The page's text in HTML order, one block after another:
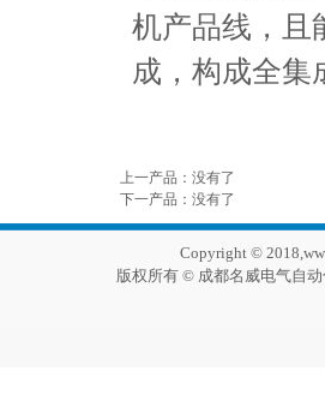
机产品线，且
成，构成全集
上一产品 ：没有了
下一产品 ：没有了
Copyright ©
版权所有 © 成都名威电气自